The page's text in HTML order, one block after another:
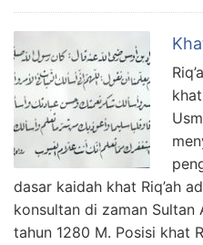
dasar kaidah khat Riq’ah
konsultan di zaman Sultan
tahun 1280 M. Posisi khat